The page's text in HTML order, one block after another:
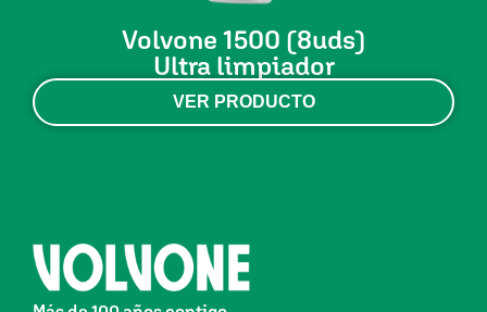
Volvone 1500 (8uds)
Ultra limpiador
VER PRODUCTO